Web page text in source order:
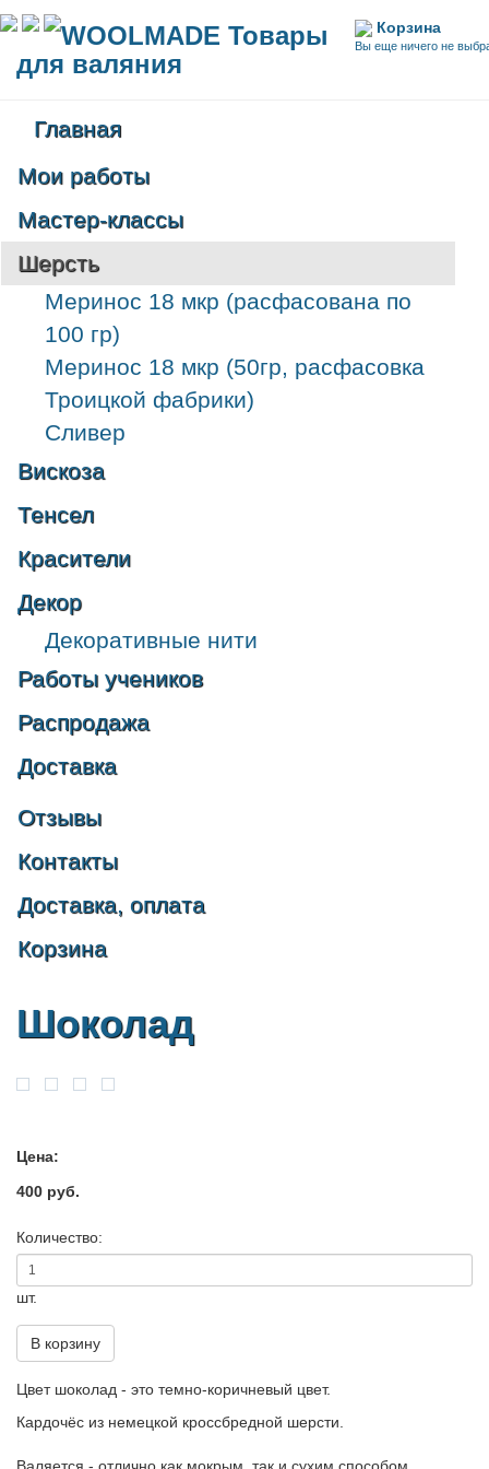
Корзина
Вы еще ничего не
WOOLMADE Товары
для валяния
Главная
Мои работы
Мастер-классы
Шерсть
Меринос 18 мкр (расфасована по
100 гр)
Меринос 18 мкр (50гр, расфасовка
Троицкой фабрики)
Сливер
Вискоза
Тенсел
Красители
Декор
Декоративные нити
Работы учеников
Распродажа
Доставка
Отзывы
Контакты
Доставка, оплата
Корзина
Шоколад
Цена:
400 руб.
Количество:
шт.
В корзину
Цвет шоколад - это темно-коричневый цвет.
Кардочёс из немецкой кроссбредной шерсти.
Валяется - отлично как мокрым, так и сухим способом.